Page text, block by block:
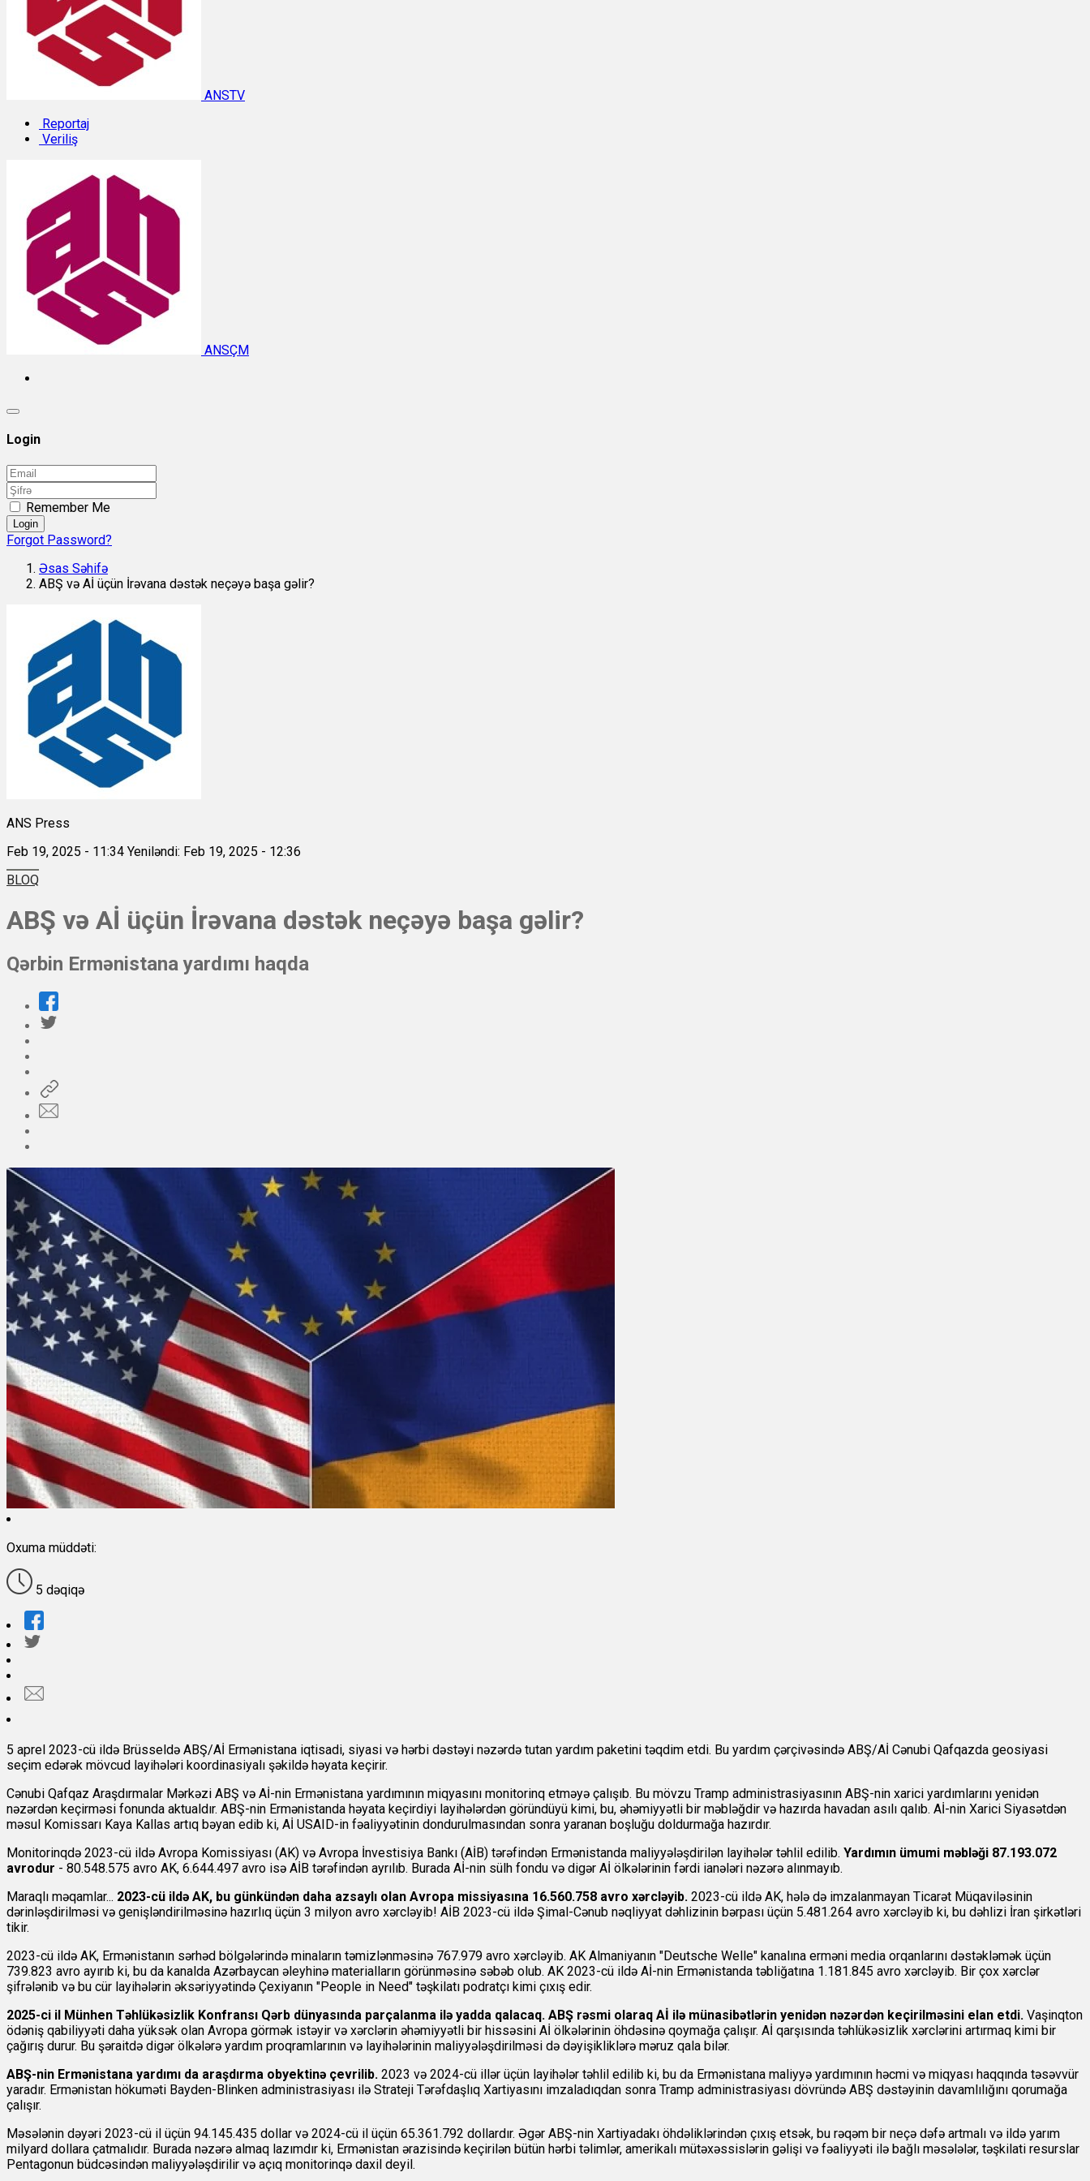
ANSTV
Reportaj
Veriliş
ANSÇM
Login
Remember Me
Login
Forgot Password?
Əsas Səhifə
ABŞ və Aİ üçün İrəvana dəstək neçəyə başa gəlir?
ANS Press
Feb 19, 2025 - 11:34 Yeniləndi: Feb 19, 2025 - 12:36
BLOQ
ABŞ və Aİ üçün İrəvana dəstək neçəyə başa gəlir?
Qərbin Ermənistana yardımı haqda
Oxuma müddəti:
5 dəqiqə
5 aprel 2023-cü ildə Brüsseldə ABŞ/Aİ Ermənistana iqtisadi, siyasi və hərbi dəstəyi nəzərdə tutan yardım paketini təqdim etdi. Bu yardım çərçivəsində ABŞ/Aİ Cənubi Qafqazda geosiyasi
seçim edərək mövcud layihələri koordinasiyalı şəkildə həyata keçirir.
Cənubi Qafqaz Araşdırmalar Mərkəzi ABŞ və Aİ-nin Ermənistana yardımının miqyasını monitorinq etməyə çalışıb. Bu mövzu Tramp administrasiyasının ABŞ-nin xarici yardımlarını yenidən
nəzərdən keçirməsi fonunda aktualdır. ABŞ-nin Ermənistanda həyata keçirdiyi layihələrdən göründüyü kimi, bu, əhəmiyyətli bir məbləğdir və hazırda havadan asılı qalıb. Aİ-nin Xarici Siyasətdən
məsul Komissarı Kaya Kallas artıq bəyan edib ki, Aİ USAID-in fəaliyyətinin dondurulmasından sonra yaranan boşluğu doldurmağa hazırdır.
Monitorinqdə 2023-cü ildə Avropa Komissiyası (AK) və Avropa İnvestisiya Bankı (AİB) tərəfindən Ermənistanda maliyyələşdirilən layihələr təhlil edilib. Yardımın ümumi məbləği 87.193.072
avrodur - 80.548.575 avro AK, 6.644.497 avro isə AİB tərəfindən ayrılıb. Burada Aİ-nin sülh fondu və digər Aİ ölkələrinin fərdi ianələri nəzərə alınmayıb.
Maraqlı məqamlar... 2023-cü ildə AK, bu günkündən daha azsaylı olan Avropa missiyasına 16.560.758 avro xərcləyib. 2023-cü ildə AK, hələ də imzalanmayan Ticarət Müqaviləsinin
dərinləşdirilməsi və genişləndirilməsinə hazırlıq üçün 3 milyon avro xərcləyib! AİB 2023-cü ildə Şimal-Cənub nəqliyyat dəhlizinin bərpası üçün 5.481.264 avro xərcləyib ki, bu dəhlizi İran şirkətləri
tikir.
2023-cü ildə AK, Ermənistanın sərhəd bölgələrində minaların təmizlənməsinə 767.979 avro xərcləyib. AK Almaniyanın "Deutsche Welle" kanalına erməni media orqanlarını dəstəkləmək üçün
739.823 avro ayırıb ki, bu da kanalda Azərbaycan əleyhinə materialların görünməsinə səbəb olub. AK 2023-cü ildə Aİ-nin Ermənistanda təbliğatına 1.181.845 avro xərcləyib. Bir çox xərclər
şifrələnib və bu cür layihələrin əksəriyyətində Çexiyanın "People in Need" təşkilatı podratçı kimi çıxış edir.
2025-ci il Münhen Təhlükəsizlik Konfransı Qərb dünyasında parçalanma ilə yadda qalacaq. ABŞ rəsmi olaraq Aİ ilə münasibətlərin yenidən nəzərdən keçirilməsini elan etdi. Vaşinqton
ödəniş qabiliyyəti daha yüksək olan Avropa görmək istəyir və xərclərin əhəmiyyətli bir hissəsini Aİ ölkələrinin öhdəsinə qoymağa çalışır. Aİ qarşısında təhlükəsizlik xərclərini artırmaq kimi bir
çağırış durur. Bu şəraitdə digər ölkələrə yardım proqramlarının və layihələrinin maliyyələşdirilməsi də dəyişikliklərə məruz qala bilər.
ABŞ-nin Ermənistana yardımı da araşdırma obyektinə çevrilib. 2023 və 2024-cü illər üçün layihələr təhlil edilib ki, bu da Ermənistana maliyyə yardımının həcmi və miqyası haqqında təsəvvür
yaradır. Ermənistan hökuməti Bayden-Blinken administrasiyası ilə Strateji Tərəfdaşlıq Xartiyasını imzaladıqdan sonra Tramp administrasiyası dövründə ABŞ dəstəyinin davamlılığını qorumağa
çalışır.
Məsələnin dəyəri 2023-cü il üçün 94.145.435 dollar və 2024-cü il üçün 65.361.792 dollardır. Əgər ABŞ-nin Xartiyadakı öhdəliklərindən çıxış etsək, bu rəqəm bir neçə dəfə artmalı və ildə yarım
milyard dollara çatmalıdır. Burada nəzərə almaq lazımdır ki, Ermənistan ərazisində keçirilən bütün hərbi təlimlər, amerikalı mütəxəssislərin gəlişi və fəaliyyəti ilə bağlı məsələlər, təşkilati resurslar
Pentagonun büdcəsindən maliyyələşdirilir və açıq monitorinqə daxil deyil.